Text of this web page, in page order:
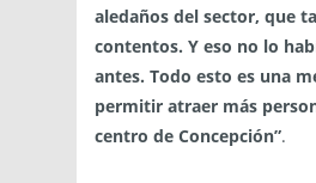
aledaños del sector, que
contentos. Y eso no lo
antes. Todo esto es una
permitir atraer más
centro de Concepción”.